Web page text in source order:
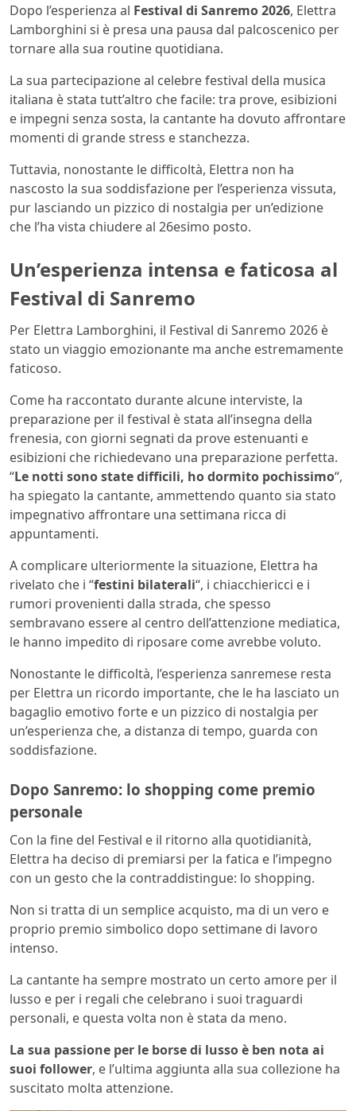
Dopo l’esperienza al Festival di Sanremo 2026, Elettra
Lamborghini si è presa una pausa dal palcoscenico per
tornare alla sua routine quotidiana.
La sua partecipazione al celebre festival della musica
italiana è stata tutt’altro che facile: tra prove, esibizioni
e impegni senza sosta, la cantante ha dovuto affrontare
momenti di grande stress e stanchezza.
Tuttavia, nonostante le difficoltà, Elettra non ha
nascosto la sua soddisfazione per l’esperienza vissuta,
pur lasciando un pizzico di nostalgia per un’edizione
che l’ha vista chiudere al 26esimo posto.
Un’esperienza intensa e faticosa al
Festival di Sanremo
Per Elettra Lamborghini, il Festival di Sanremo 2026 è
stato un viaggio emozionante ma anche estremamente
faticoso.
Come ha raccontato durante alcune interviste, la
preparazione per il festival è stata all’insegna della
frenesia, con giorni segnati da prove estenuanti e
esibizioni che richiedevano una preparazione perfetta.
“Le notti sono state difficili, ho dormito pochissimo“,
ha spiegato la cantante, ammettendo quanto sia stato
impegnativo affrontare una settimana ricca di
appuntamenti.
A complicare ulteriormente la situazione, Elettra ha
rivelato che i “festini bilaterali“, i chiacchiericci e i
rumori provenienti dalla strada, che spesso
sembravano essere al centro dell’attenzione mediatica,
le hanno impedito di riposare come avrebbe voluto.
Nonostante le difficoltà, l’esperienza sanremese resta
per Elettra un ricordo importante, che le ha lasciato un
bagaglio emotivo forte e un pizzico di nostalgia per
un’esperienza che, a distanza di tempo, guarda con
soddisfazione.
Dopo Sanremo: lo shopping come premio
personale
Con la fine del Festival e il ritorno alla quotidianità,
Elettra ha deciso di premiarsi per la fatica e l’impegno
con un gesto che la contraddistingue: lo shopping.
Non si tratta di un semplice acquisto, ma di un vero e
proprio premio simbolico dopo settimane di lavoro
intenso.
La cantante ha sempre mostrato un certo amore per il
lusso e per i regali che celebrano i suoi traguardi
personali, e questa volta non è stata da meno.
La sua passione per le borse di lusso è ben nota ai
suoi follower, e l’ultima aggiunta alla sua collezione ha
suscitato molta attenzione.